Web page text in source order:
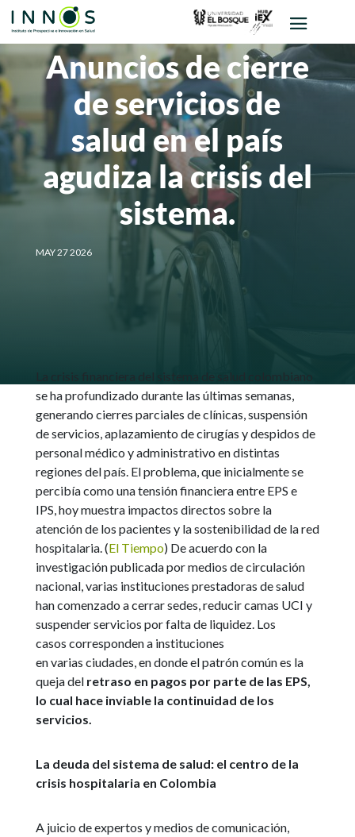
Anuncios de cierre
de servicios de
salud en el país
agudiza la crisis del
sistema.
MAY 27 2026
La crisis financiera del sistema de salud colombiano
se ha profundizado durante las últimas semanas,
generando cierres parciales de clínicas, suspensión
de servicios, aplazamiento de cirugías y despidos de
personal médico y administrativo en distintas
regiones del país. El problema, que inicialmente se
percibía como una tensión financiera entre EPS e
IPS, hoy muestra impactos directos sobre la
atención de los pacientes y la sostenibilidad de la red
hospitalaria. (El Tiempo) De acuerdo con la
investigación publicada por medios de circulación
nacional, varias instituciones prestadoras de salud
han comenzado a cerrar sedes, reducir camas UCI y
suspender servicios por falta de liquidez. Los
casos corresponden a instituciones
en varias ciudades, en donde el patrón común es la
queja del retraso en pagos por parte de las EPS,
lo cual hace inviable la continuidad de los
servicios.
La deuda del sistema de salud: el centro de la
crisis hospitalaria en Colombia
A juicio de expertos y medios de comunicación,